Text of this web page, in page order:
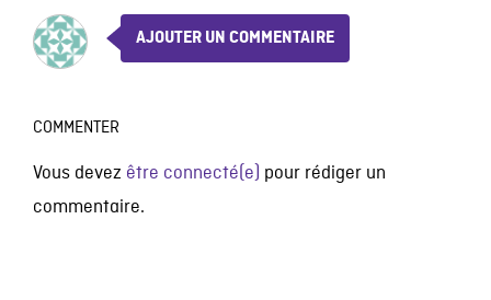
AJOUTER UN COMMENTAIRE
COMMENTER
Vous devez être connecté(e) pour rédiger un
commentaire.